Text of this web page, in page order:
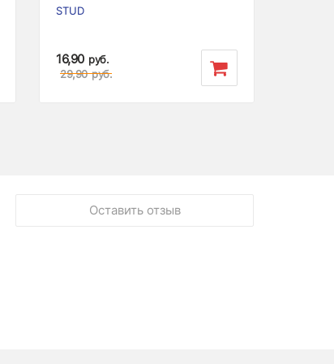
STUD
16,90 руб.
29,90 руб.
Оставить отзыв